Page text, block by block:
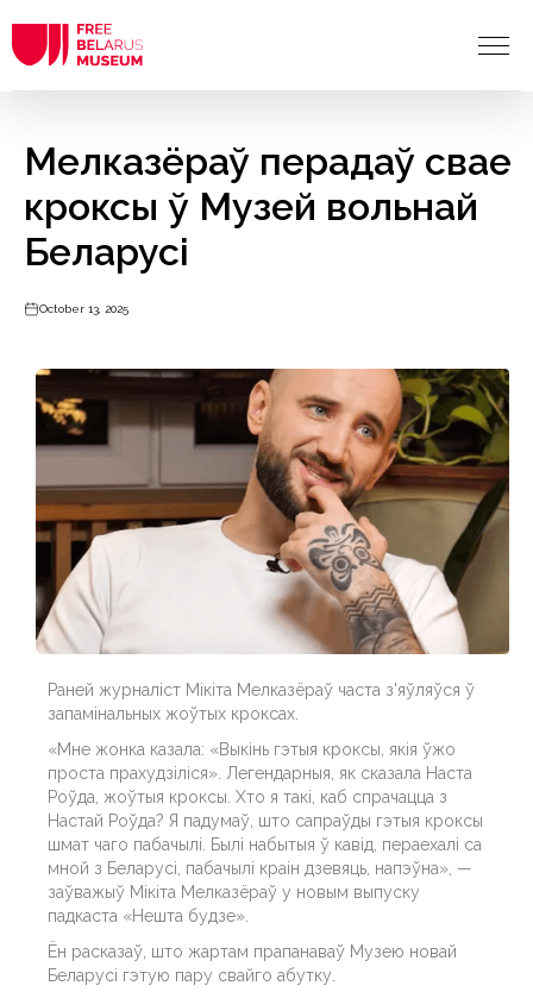
Мелказёраў перадаў свае
кроксы ў Музей вольнай
Беларусі
October 13, 2025
Раней журналіст Мікіта Мелказёраў часта з'яўляўся ў
запамінальных жоўтых кроксах.
«Мне жонка казала: «Выкінь гэтыя кроксы, якія ўжо
проста прахудзіліся». Легендарныя, як сказала Наста
Роўда, жоўтыя кроксы. Хто я такі, каб спрачацца з
Настай Роўда? Я падумаў, што сапраўды гэтыя кроксы
шмат чаго пабачылі. Былі набытыя ў кавід, пераехалі са
мной з Беларусі, пабачылі краін дзевяць, напэўна», —
заўважыў Мікіта Мелказёраў у новым выпуску
падкаста «Нешта будзе».
Ён расказаў, што жартам прапанаваў Музею новай
Беларусі гэтую пару свайго абутку.